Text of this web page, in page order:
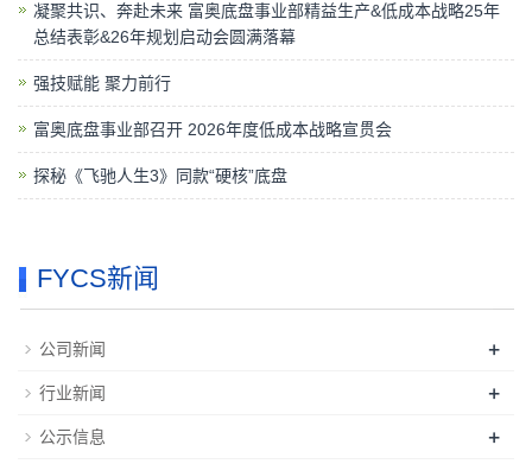
凝聚共识、奔赴未来 富奥底盘事业部精益生产&低成本战略25年
总结表彰&26年规划启动会圆满落幕
强技赋能 聚力前行
富奥底盘事业部召开 2026年度低成本战略宣贯会
探秘《飞驰人生3》同款“硬核”底盘
FYCS新闻
公司新闻 +
行业新闻 +
公示信息 +